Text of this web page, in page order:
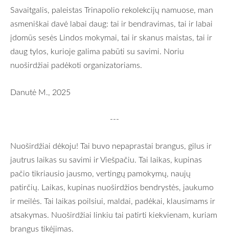
Savaitgalis, paleistas Trinapolio rekolekcijų namuose, man
asmeniškai davė labai daug: tai ir bendravimas, tai ir labai
įdomūs sesės Lindos mokymai, tai ir skanus maistas, tai ir
daug tylos, kurioje galima pabūti su savimi. Noriu
nuoširdžiai padėkoti organizatoriams.
Danutė M., 2025
---
Nuoširdžiai dėkoju! Tai buvo nepaprastai brangus, gilus ir
jautrus laikas su savimi ir Viešpačiu. Tai laikas, kupinas
pačio tikriausio jausmo, vertingų pamokymų, naujų
patirčių. Laikas, kupinas nuoširdžios bendrystės, jaukumo
ir meilės. Tai laikas poilsiui, maldai, padėkai, klausimams ir
atsakymas. Nuoširdžiai linkiu tai patirti kiekvienam, kuriam
brangus tikėjimas.